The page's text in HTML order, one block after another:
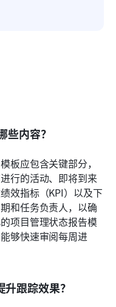
些内容？
板应包含关键部分，
行的活动、即将到来
效指标（KPI）以及下
和任务负责人，以确
项目管理状态报告模
够快速审阅每周进
跟踪效果？